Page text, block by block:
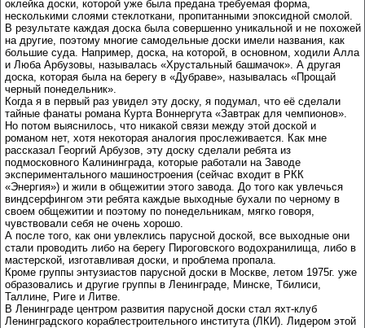
оклейка доски, которой уже была предана требуемая форма,
несколькими слоями стеклоткани, пропитанными эпоксидной смолой.
В результате каждая доска была совершенно уникальной и не похожей
на другие, поэтому многие самодельные доски имели названия, как
большие суда. Например, доска, на которой, в основном, ходили Алла
и Люба Арбузовы, называлась «Хрустальный башмачок». А другая
доска, которая была на берегу в «Дубраве», называлась «Прощай
черный понедельник».
Когда я в первый раз увидел эту доску, я подумал, что её сделали
тайные фанаты романа Курта Воннергута «Завтрак для чемпионов».
Но потом выяснилось, что никакой связи между этой доской и
романом нет, хотя некоторая аналогия прослеживается. Как мне
рассказал Георгий Арбузов, эту доску сделали ребята из
подмосковного Калининграда, которые работали на Заводе
экспериментального машиностроения (сейчас входит в РКК
«Энергия») и жили в общежитии этого завода. До того как увлечься
виндсерфингом эти ребята каждые выходные бухали по черному в
своем общежитии и поэтому по понедельникам, мягко говоря,
чувствовали себя не очень хорошо.
А после того, как они увлеклись парусной доской, все выходные они
стали проводить либо на берегу Пироговского водохранилища, либо в
мастерской, изготавливая доски, и проблема пропала.
Кроме группы энтузиастов парусной доски в Москве, летом 1975г. уже
образовались и другие группы в Ленинграде, Минске, Тбилиси,
Таллине, Риге и Литве.
В Ленинграде центром развития парусной доски стал яхт-клуб
Ленинградского кораблестроительного института (ЛКИ). Лидером этой